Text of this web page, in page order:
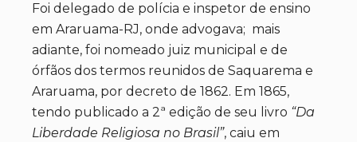
Foi delegado de polícia e inspetor de ensino
em Araruama-RJ, onde advogava; mais
adiante, foi nomeado juiz municipal e de
órfãos dos termos reunidos de Saquarema e
Araruama, por decreto de 1862. Em 1865,
tendo publicado a 2ª edição de seu livro “Da
Liberdade Religiosa no Brasil”, caiu em